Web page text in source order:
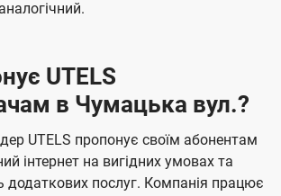
UTELS
в Чумацька вул.?
UTELS пропонує своїм абонентам
інтернет на вигідних умовах та
додаткових послуг. Компанія працює